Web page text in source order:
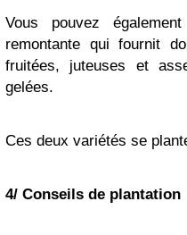
Vous pouvez
remontante qui fournit
fruitées, juteuses et
gelées.
Ces deux variétés se
4/ Conseils de plantation